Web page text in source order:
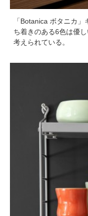
「Botanica ボタニカ
ち着きのある6色は優
考えられている。